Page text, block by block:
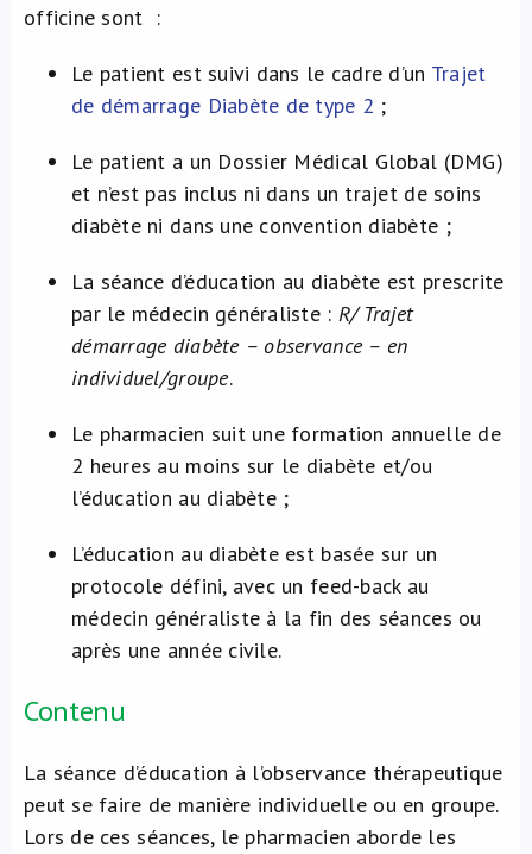
officine sont :
Le patient est suivi dans le cadre d’un Trajet
de démarrage Diabète de type 2 ;
Le patient a un Dossier Médical Global (DMG)
et n’est pas inclus ni dans un trajet de soins
diabète ni dans une convention diabète ;
La séance d’éducation au diabète est prescrite
par le médecin généraliste : R/ Trajet
démarrage diabète – observance – en
individuel/groupe.
Le pharmacien suit une formation annuelle de
2 heures au moins sur le diabète et/ou
l’éducation au diabète ;
L’éducation au diabète est basée sur un
protocole défini, avec un feed-back au
médecin généraliste à la fin des séances ou
après une année civile.
Contenu
La séance d’éducation à l’observance thérapeutique
peut se faire de manière individuelle ou en groupe.
Lors de ces séances, le pharmacien aborde les